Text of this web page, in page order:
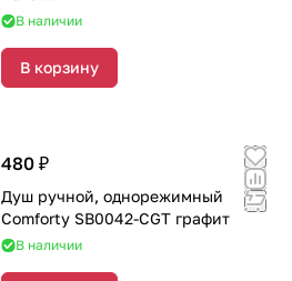
В наличии
В корзину
480 ₽
Душ ручной, однорежимный
Comforty SB0042-CGT графит
В наличии